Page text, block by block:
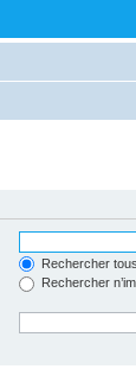
Rechercher
Rechercher